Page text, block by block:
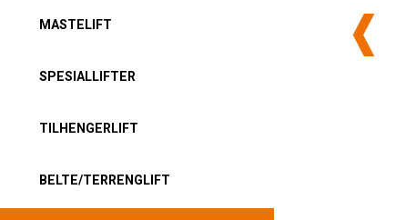
MASTELIFT
SPESIALLIFTER
TILHENGERLIFT
BELTE/TERRENGLIFT